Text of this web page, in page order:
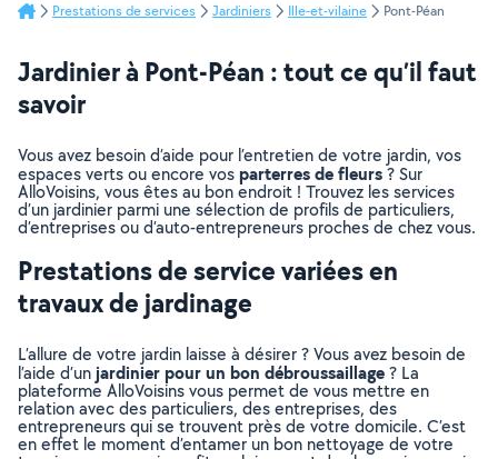
Prestations de services Jardiniers Ille-et-vilaine Pont-Péan
Jardinier à Pont-Péan : tout ce qu’il faut
savoir
Vous avez besoin d’aide pour l’entretien de votre jardin, vos
espaces verts ou encore vosparterres de fleurs? Sur
AlloVoisins, vous êtes au bon endroit ! Trouvez les services
d’un jardinier parmi une sélection de profils de particuliers,
d’entreprises ou d’auto-entrepreneurs proches de chez vous.
Prestations de service variées en
travaux de jardinage
L’allure de votre jardin laisse à désirer ? Vous avez besoin de
l’aide d’unjardinier pour un bon débroussaillage? La
plateforme AlloVoisins vous permet de vous mettre en
relation avec des particuliers, des entreprises, des
entrepreneurs qui se trouvent près de votre domicile. C’est
en effet le moment d’entamer un bon nettoyage de votre